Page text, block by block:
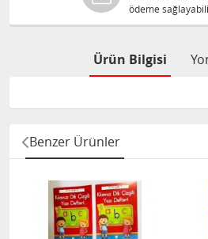
ödeme
Ürün Bilgisi
Benzer Ürünler